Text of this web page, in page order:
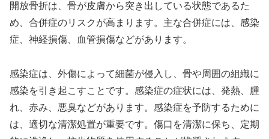
開放骨折は、骨が皮膚から突き出している状態であるた
め、合併症のリスクが高まります。主な合併症には、感染
症、神経損傷、血管損傷などがあります。
感染症は、外傷によって細菌が侵入し、骨や周囲の組織に
感染を引き起こすことです。感染症の症状には、発熱、腫
れ、赤み、悪臭などがあります。感染症を予防するために
は、適切な清潔処置が重要です。傷口を清潔に保ち、定期